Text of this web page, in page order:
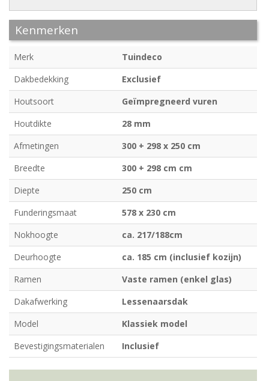
Kenmerken
Merk
Tuindeco
Dakbedekking
Exclusief
Houtsoort
Geïmpregneerd vuren
Houtdikte
28 mm
Afmetingen
300 + 298 x 250 cm
Breedte
300 + 298 cm cm
Diepte
250 cm
Funderingsmaat
578 x 230 cm
Nokhoogte
ca. 217/188cm
Deurhoogte
ca. 185 cm (inclusief kozijn)
Ramen
Vaste ramen (enkel glas)
Dakafwerking
Lessenaarsdak
Model
Klassiek model
Bevestigingsmaterialen
Inclusief